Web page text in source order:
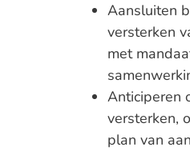
Aansluiten
versterken
met
Anticiperen
versterken,
plan van